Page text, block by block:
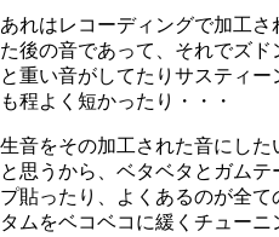
あれはレコーディングで加工さ
た後の音であって、それでズド
と重い音がしてたりサスティー
も程よく短かったり・・・
生音をその加工された音にした
と思うから、ベタベタとガムテ
プ貼ったり、よくあるのが全て
タムをベコベコに緩くチューニ